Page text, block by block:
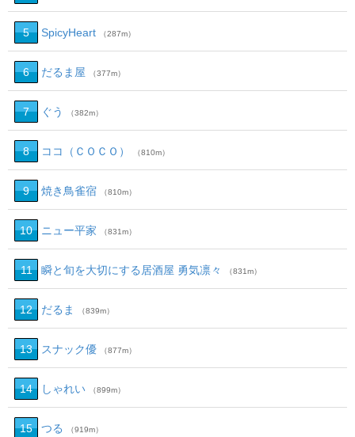
5 SpicyHeart （287m）
6 だるま屋 （377m）
7 ぐう （382m）
8 ココ（ＣＯＣＯ） （810m）
9 焼き鳥雀宿 （810m）
10 ニュー平家 （831m）
11 瞬と旬を大切にする居酒屋 勇気凛々 （831m）
12 だるま （839m）
13 スナック優 （877m）
14 しゃれい （899m）
15 つる （919m）